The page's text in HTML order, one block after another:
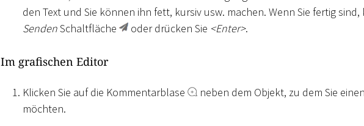
den Text und Sie können ihn fett, kursiv usw. machen. Wenn Sie fertig sind,
SendenSchaltfläche oder drücken Sie <Enter>.
Im grafischen Editor
Klicken Sie auf die Kommentarblase
neben dem Objekt, zu dem Sie
möchten.